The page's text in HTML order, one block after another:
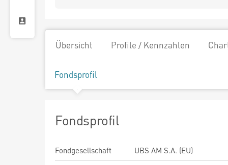
Übersicht Profile / Kennzahlen
Fondsprofil
Fondsprofil
Fondgesellschaft
UBS AM S.A. (EU)